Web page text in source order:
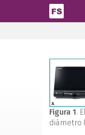
Pasar al contenido
Figura 1.
diámetro